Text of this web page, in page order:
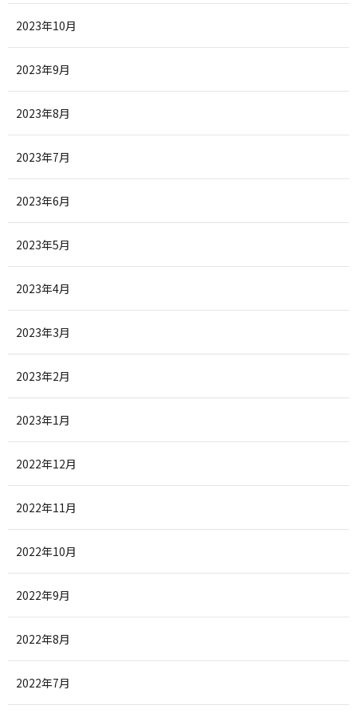
2023年10月
2023年9月
2023年8月
2023年7月
2023年6月
2023年5月
2023年4月
2023年3月
2023年2月
2023年1月
2022年12月
2022年11月
2022年10月
2022年9月
2022年8月
2022年7月